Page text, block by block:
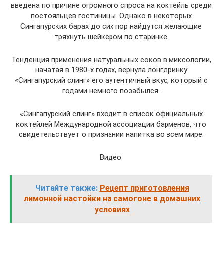
введена по причине огромного спроса на коктейль среди
постояльцев гостиницы. Однако в некоторых
Сингапурских барах до сих пор найдутся желающие
тряхнуть шейкером по старинке.
Тенденция применения натуральных соков в миксологии,
начатая в 1980-х годах, вернула лонгдринку
«Сингапурский слинг» его аутентичный вкус, который с
годами немного позабылся.
«Сингапурский слинг» входит в список официальных
коктейлей Международной ассоциации барменов, что
свидетельствует о признании напитка во всем мире.
Видео:
Читайте также: Рецепт приготовления
лимонной настойки на самогоне в домашних
условиях